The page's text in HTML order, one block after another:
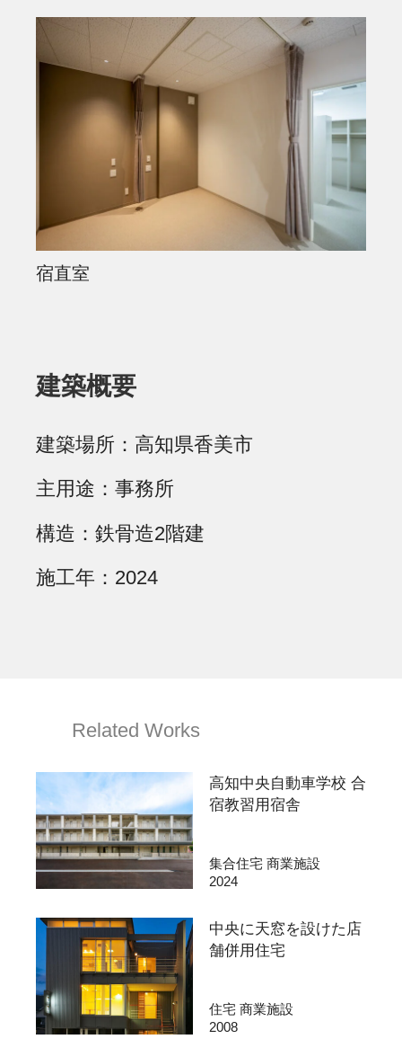
宿直室
建築概要
建築場所
高知県香美市
主用途
事務所
構造
鉄骨造2階建
施工年
2024
Related Works
高知中央自動車学校 合
宿教習用宿舎
集合住宅 商業施設
2024
中央に天窓を設けた店
舗併用住宅
住宅 商業施設
2008